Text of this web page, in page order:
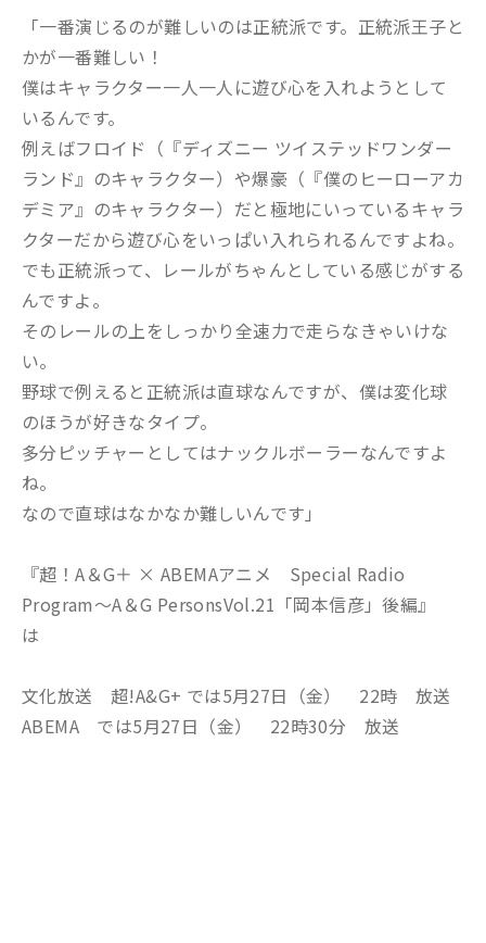
「一番演じるのが難しいのは正統派です。正統派王子と
かが一番難しい！
僕はキャラクター一人一人に遊び心を入れようとして
いるんです。
例えばフロイド（『ディズニー ツイステッドワンダー
ランド』のキャラクター）や爆豪（『僕のヒーローアカ
デミア』のキャラクター）だと極地にいっているキャラ
クターだから遊び心をいっぱい入れられるんですよね。
でも正統派って、レールがちゃんとしている感じがする
んですよ。
そのレールの上をしっかり全速力で走らなきゃいけな
い。
野球で例えると正統派は直球なんですが、僕は変化球
のほうが好きなタイプ。
多分ピッチャーとしてはナックルボーラーなんですよ
ね。
なので直球はなかなか難しいんです」
『超！A＆G＋ × ABEMAアニメ Special Radio
Program～A＆G PersonsVol.21「岡本信彦」後編』
は
文化放送 超!A&G+ では5月27日（金） 22時 放送
ABEMA では5月27日（金） 22時30分 放送